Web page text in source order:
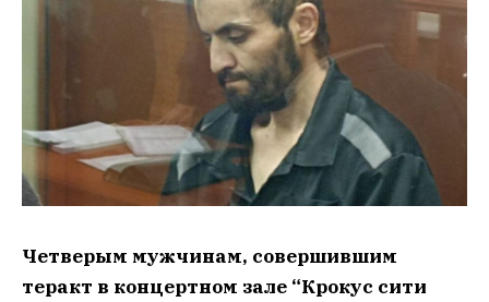
Четверым мужчинам, совершившим
теракт в концертном зале “Крокус сити